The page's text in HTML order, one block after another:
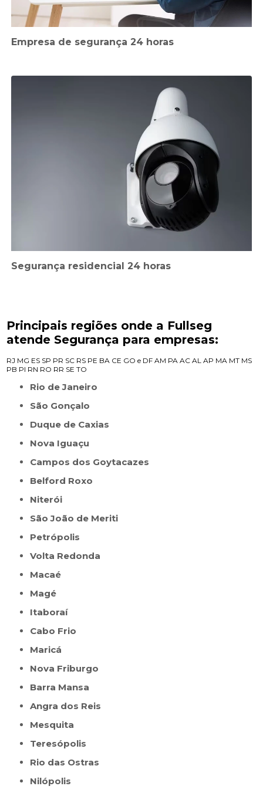
Empresa de segurança 24 horas
Segurança residencial 24 horas
Principais regiões onde a Fullseg
atende Segurança para empresas:
RJ MG ES SP PR SC RS PE BA CE GO e DF AM PA AC AL AP MA MT MS
PB PI RN RO RR SE TO
Rio de Janeiro
São Gonçalo
Duque de Caxias
Nova Iguaçu
Campos dos Goytacazes
Belford Roxo
Niterói
São João de Meriti
Petrópolis
Volta Redonda
Macaé
Magé
Itaboraí
Cabo Frio
Maricá
Nova Friburgo
Barra Mansa
Angra dos Reis
Mesquita
Teresópolis
Rio das Ostras
Nilópolis